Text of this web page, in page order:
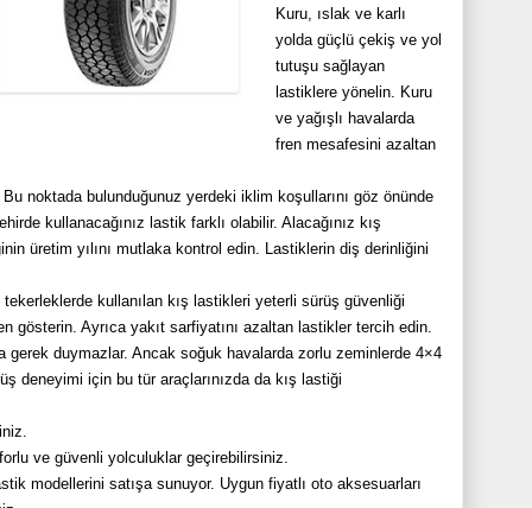
Kuru, ıslak ve karlı
yolda güçlü çekiş ve yol
tutuşu sağlayan
lastiklere yönelin. Kuru
ve yağışlı havalarda
fren mesafesini azaltan
noktada bulunduğunuz yerdeki iklim koşullarını göz önünde
kullanacağınız lastik farklı olabilir. Alacağınız kış
üretim yılını mutlaka kontrol edin. Lastiklerin diş derinliğini
kullanılan kış lastikleri yeterli sürüş güvenliği
gösterin. Ayrıca yakıt sarfiyatını azaltan lastikler tercih edin.
gerek duymazlar. Ancak soğuk havalarda zorlu zeminlerde 4×4
deneyimi için bu tür araçlarınızda da kış lastiği
ve güvenli yolculuklar geçirebilirsiniz.
modellerini satışa sunuyor. Uygun fiyatlı oto aksesuarları